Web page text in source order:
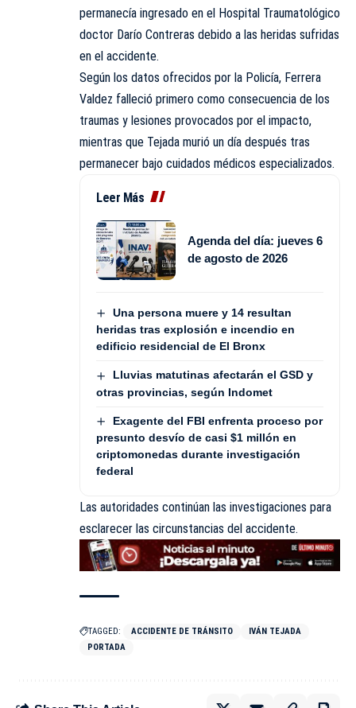
permanecía ingresado en el Hospital Traumatológico
doctor Darío Contreras debido a las heridas sufridas
en el accidente.
Según los datos ofrecidos por la Policía, Ferrera
Valdez falleció primero como consecuencia de los
traumas y lesiones provocados por el impacto,
mientras que Tejada murió un día después tras
permanecer bajo cuidados médicos especializados.
Leer Más
Agenda del día: jueves 6
de agosto de 2026
Una persona muere y 14 resultan
heridas tras explosión e incendio en
edificio residencial de El Bronx
Lluvias matutinas afectarán el GSD y
otras provincias, según Indomet
Exagente del FBI enfrenta proceso por
presunto desvío de casi $1 millón en
criptomonedas durante investigación
federal
Las autoridades continúan las investigaciones para
esclarecer las circunstancias del accidente.
TAGGED: ACCIDENTE DE TRÁNSITO
IVÁN TEJADA
PORTADA